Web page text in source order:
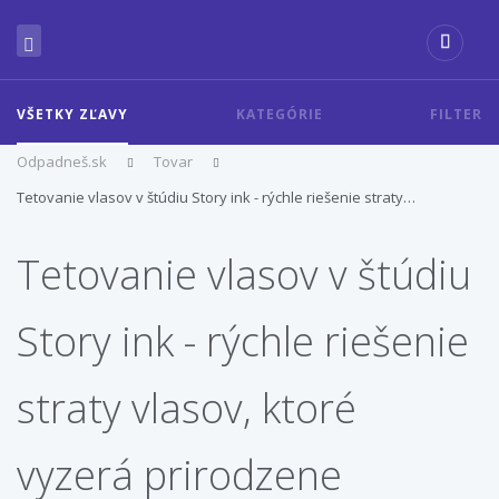
VŠETKY ZĽAVY KATEGÓRIE FILTER
Odpadneš.sk
Tovar
Tetovanie vlasov v štúdiu Story ink - rýchle riešenie straty…
Tetovanie vlasov v štúdiu
Story ink - rýchle riešenie
straty vlasov, ktoré
vyzerá prirodzene